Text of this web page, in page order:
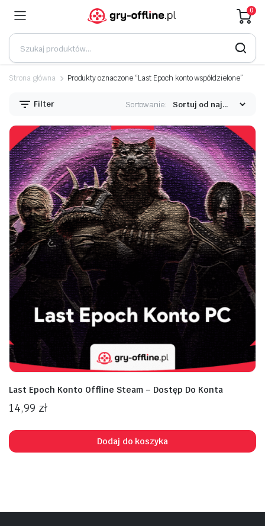
0
Strona główna Produkty oznaczone “Last Epoch konto współdzielone”
Filter Sortowanie:
Last Epoch Konto Offline Steam – Dostęp Do Konta
14,99 zł
Dodaj do koszyka